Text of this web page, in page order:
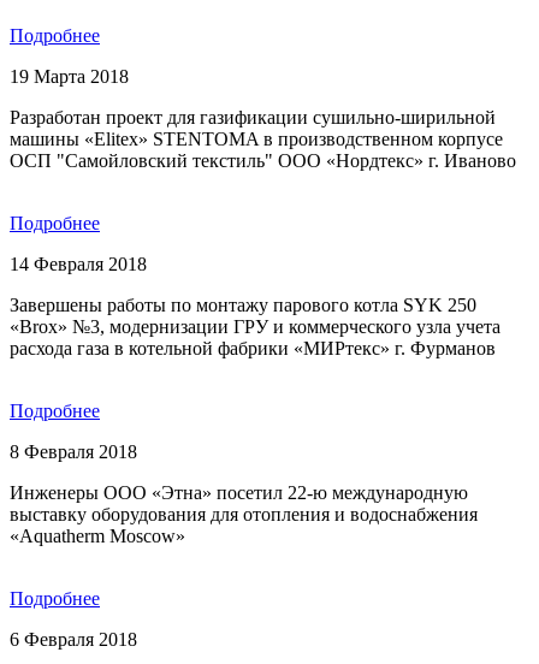
Подробнее
19 Марта 2018
Разработан проект для газификации сушильно-ширильной
машины «Elitex» STENTOMA в производственном корпусе
ОСП "Самойловский текстиль" ООО «Нордтекс» г. Иваново
Подробнее
14 Февраля 2018
Завершены работы по монтажу парового котла SYK 250
«Brox» №3, модернизации ГРУ и коммерческого узла учета
расхода газа в котельной фабрики «МИРтекс» г. Фурманов
Подробнее
8 Февраля 2018
Инженеры ООО «Этна» посетил 22-ю международную
выставку оборудования для отопления и водоснабжения
«Aquatherm Moscow»
Подробнее
6 Февраля 2018